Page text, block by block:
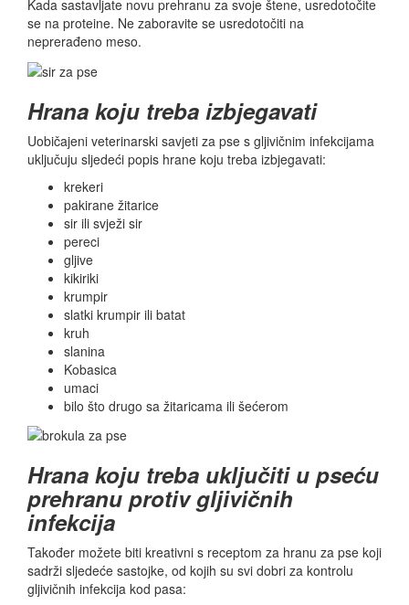
Kada sastavljate novu prehranu za svoje štene, usredotočite
se na proteine. Ne zaboravite se usredotočiti na
neprerađeno meso.
Hrana koju treba izbjegavati
Uobičajeni veterinarski savjeti za pse s gljivičnim infekcijama
uključuju sljedeći popis hrane koju treba izbjegavati:
krekeri
pakirane žitarice
sir ili svježi sir
pereci
gljive
kikiriki
krumpir
slatki krumpir ili batat
kruh
slanina
Kobasica
umaci
bilo što drugo sa žitaricama ili šećerom
Hrana koju treba uključiti u pseću
prehranu protiv gljivičnih
infekcija
Također možete biti kreativni s receptom za hranu za pse koji
sadrži sljedeće sastojke, od kojih su svi dobri za kontrolu
gljivičnih infekcija kod pasa: